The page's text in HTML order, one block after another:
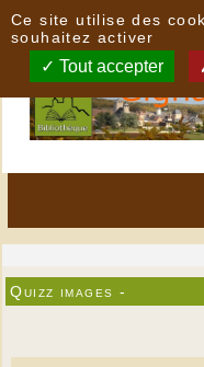
Quizz images -
Ce site utilise des
souhaitez activer
Tout accepter